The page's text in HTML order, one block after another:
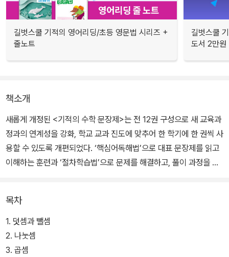
길벗스쿨 기적의 영어리딩/초등 영문법 시리즈 +
줄노트
길벗스쿨
도서 2만원
책소개
새롭게 개정된 <기적의 수학 문장제>는 전 12권 구성으로 새 교육과
정과의 연계성을 강화, 학교 교과 진도에 맞추어 한 학기에 한 권씩 사
용할 수 있도록 개편되었다. ‘핵심어독해법’으로 대표 문장제를 읽고
이해하는 훈련과 ‘절차학습법’으로 문제를 해결하고, 풀이 과정을 쓰
문장제를 읽고 풀이 과정을 논리적으로 쓰는 훈련을 반복해서 익혀둠
으로써 학교 서술형 문제에 대처할 수 있으며, 실제 문제를 푸는 과정
인 ‘문제 이해→계획→실행→검토’를 집중적으로 훈련하여 특정 문
제에 대한 풀이가 아닌 어떤 문제를 만나도 해결 방법을 스스로 생각
목차
1. 덧셈과 뺄셈
2. 나눗셈
3. 곱셈